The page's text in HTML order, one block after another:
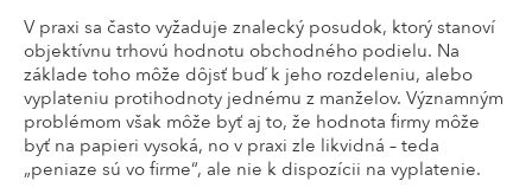
V praxi sa často vyžaduje znalecký posudok, ktorý stanoví
objektívnu trhovú hodnotu obchodného podielu. Na
základe toho môže dôjsť buď k jeho rozdeleniu, alebo
vyplateniu protihodnoty jednému z manželov. Významným
problémom však môže byť aj to, že hodnota firmy môže
byť na papieri vysoká, no v praxi zle likvidná – teda
„peniaze sú vo firme“, ale nie k dispozícii na vyplatenie.